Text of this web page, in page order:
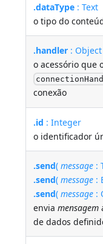
.dataType : Text
o tipo do
.handler : Object
o acessório que
conexão
.id : Integer
o identificador
.send(message :
.send(message :
.send(message :
enviamensagem
de dados